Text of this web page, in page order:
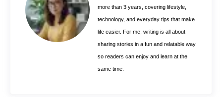
k
s
t
p
more than 3 years, covering lifestyle,
technology, and everyday tips that make
life easier. For me, writing is all about
sharing stories in a fun and relatable way
so readers can enjoy and learn at the
same time.